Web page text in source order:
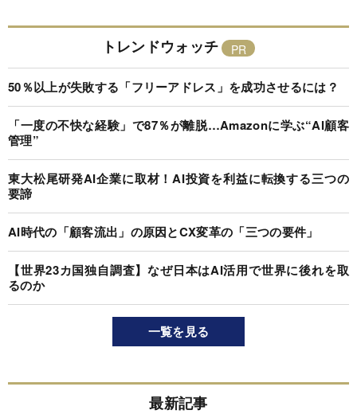
トレンドウォッチ
50％以上が失敗する「フリーアドレス」を成功させるには？
「一度の不快な経験」で87％が離脱…Amazonに学ぶ“AI顧客
管理”
東大松尾研発AI企業に取材！AI投資を利益に転換する三つの
要諦
AI時代の「顧客流出」の原因とCX変革の「三つの要件」
【世界23カ国独自調査】なぜ日本はAI活用で世界に後れを取
るのか
一覧を見る
最新記事